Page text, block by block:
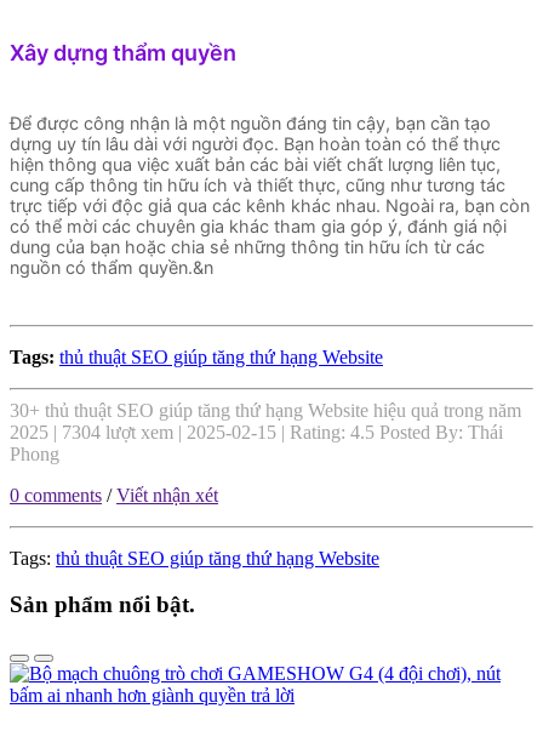
Xây dựng thẩm quyền
Để được công nhận là một nguồn đáng tin cậy, bạn cần tạo
dựng uy tín lâu dài với người đọc. Bạn hoàn toàn có thể thực
hiện thông qua việc xuất bản các bài viết chất lượng liên tục,
cung cấp thông tin hữu ích và thiết thực, cũng như tương tác
trực tiếp với độc giả qua các kênh khác nhau. Ngoài ra, bạn còn
có thể mời các chuyên gia khác tham gia góp ý, đánh giá nội
dung của bạn hoặc chia sẻ những thông tin hữu ích từ các
nguồn có thẩm quyền.&n
Tags: thủ thuật SEO giúp tăng thứ hạng Website
30+ thủ thuật SEO giúp tăng thứ hạng Website hiệu quả trong năm
2025 | 7304 lượt xem | 2025-02-15 | Rating: 4.5 Posted By: Thái
Phong
0 comments /Viết nhận xét
Tags: thủ thuật SEO giúp tăng thứ hạng Website
Sản phẩm nổi bật.